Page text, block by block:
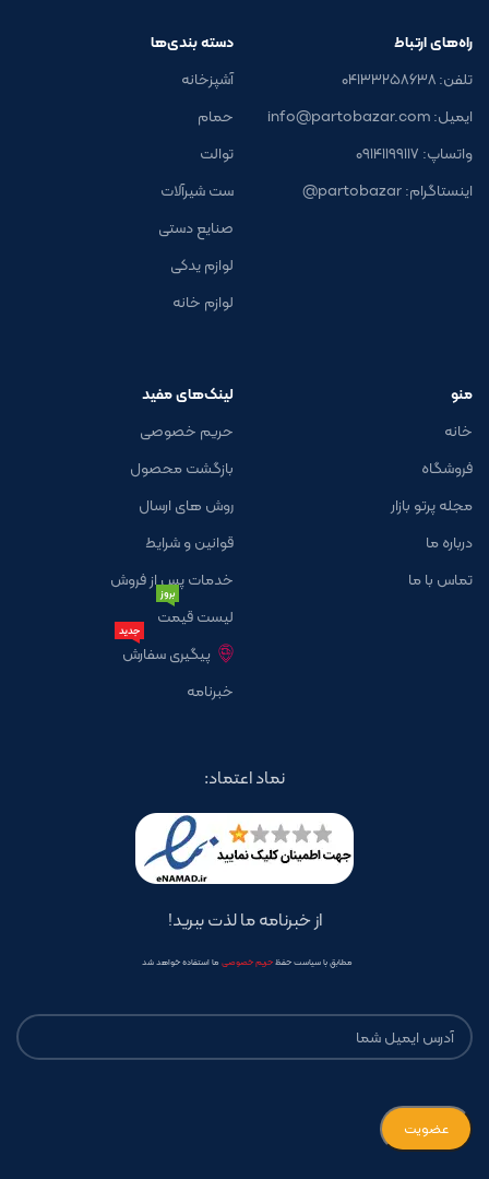
راه‌های ارتباط
تلفن: ۰۴۱۳۳۲۵۸۶۳۸
ایمیل: info@partobazar.com
واتساپ: ۰۹۱۴۱۱۹۹۱۱۷
اینستاگرام: partobazar@
دسته بندی‌ها
آشپزخانه
حمام
توالت
ست شیرآلات
صنایع دستی
لوازم یدکی
لوازم خانه
منو
خانه
فروشگاه
مجله پرتو بازار
درباره ما
تماس با ما
لینک‌های مفید
حریم خصوصی
بازگشت محصول
روش های ارسال
قوانین و شرایط
خدمات پس از فروش
لیست قیمت
بروز
پیگیری سفارش
جدید
خبرنامه
نماد اعتماد:
از خبرنامه ما لذت ببرید!
مطابق با سیاست حفظحریم خصوصی ما استفاده خواهد شد